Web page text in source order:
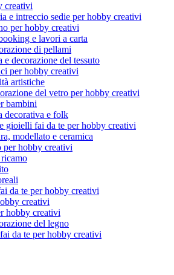
creativi
e intreccio sedie per hobby creativi
per hobby creativi
e lavori a carta
di pellami
decorazione del tessuto
per hobby creativi
artistiche
del vetro per hobby creativi
bambini
decorativa e folk
gioielli fai da te per hobby creativi
modellato e ceramica
hobby creativi
da te per hobby creativi
creativi
hobby creativi
del legno
da te per hobby creativi